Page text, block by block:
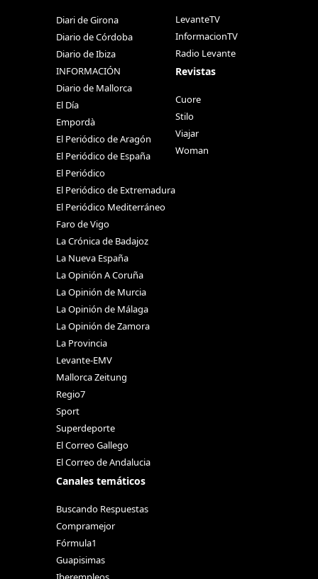
Diari de Girona
Diario de Córdoba
Diario de Ibiza
INFORMACIÓN
Diario de Mallorca
El Día
Empordà
El Periódico de Aragón
El Periódico de España
El Periódico
El Periódico de Extremadura
El Periódico Mediterráneo
Faro de Vigo
La Crónica de Badajoz
La Nueva España
La Opinión A Coruña
La Opinión de Murcia
La Opinión de Málaga
La Opinión de Zamora
La Provincia
Levante-EMV
Mallorca Zeitung
Regio7
Sport
Superdeporte
El Correo Gallego
El Correo de Andalucia
Canales temáticos
Buscando Respuestas
Compramejor
Fórmula1
Guapisimas
LevanteTV
InformacionTV
Radio Levante
Revistas
Cuore
Stilo
Viajar
Woman